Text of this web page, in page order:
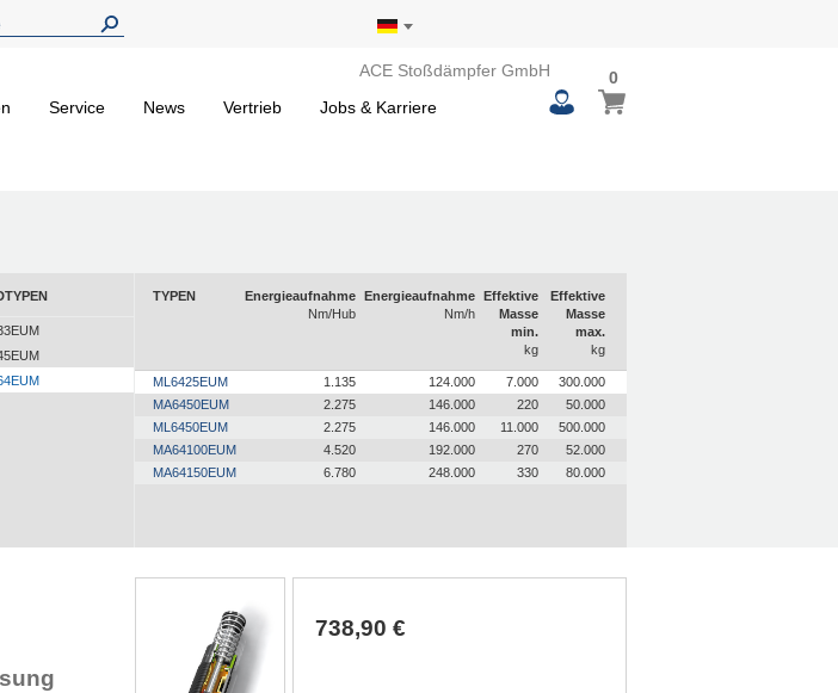
ACE Stoßdämpfer GmbH
Service News Vertrieb Jobs & Karriere
Mein Warenkorb
00
items
TYPEN
Energieaufnahme
Nm/Hub
Energieaufnahme
Nm/h
Effektive
Masse
min.
kg
Effektive
Masse
max.
kg
ML6425EUM 1.135 124.000 7.000
300.000
MA6450EUM
2.275 146.000 220
50.000
ML6450EUM
2.275 146.000 11.000
500.000
MA64100EUM
4.520 192.000 270
52.000
MA64150EUM
6.780 248.000 330 80.000
738,90 €